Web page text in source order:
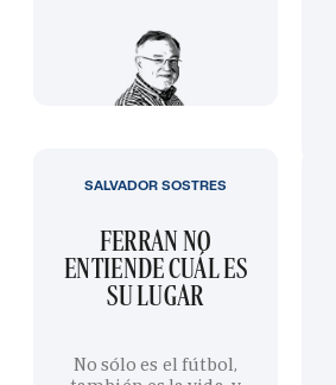
FERRAN NO
ENTIENDE CUÁL ES
SU LUGAR
No sólo es el fútbol,
SALVADOR SOSTRES